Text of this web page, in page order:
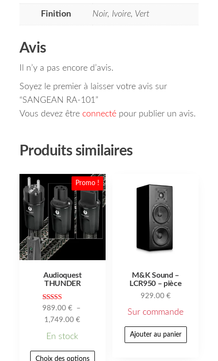
Finition Noir, Ivoire, Vert
Avis
Il n’y a pas encore d’avis.
Soyez le premier à laisser votre avis sur
“SANGEAN RA-101”
Vous devez être connecté pour publier un avis.
Produits similaires
Promo !
Audioquest
THUNDER
Note
5.00
sur 5
989.00 €
–
1,749.00€
En stock
Choix des options
M&K Sound –
LCR950 – pièce
929.00 €
Sur commande
Ajouter au panier